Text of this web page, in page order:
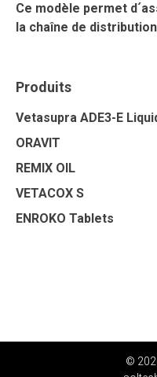
Ce modèle permet
la chaîne de distribution
Produits
Vetasupra ADE3-E
ORAVIT
REMIX OIL
VETACOX S
ENROKO Tablets
©